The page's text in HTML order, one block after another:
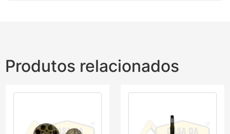
Produtos relacionados